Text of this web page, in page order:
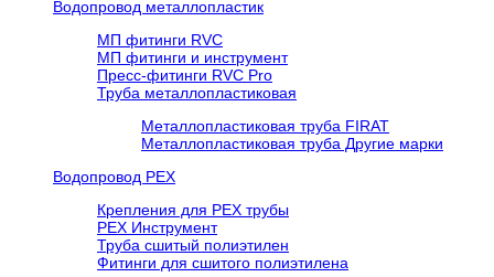
Водопровод металлопластик
МП фитинги RVC
МП фитинги и инструмент
Пресс-фитинги RVC Pro
Труба металлопластиковая
Металлопластиковая труба FIRAT
Металлопластиковая труба Другие марки
Водопровод РЕХ
Крепления для РЕХ трубы
РЕХ Инструмент
Труба сшитый полиэтилен
Фитинги для сшитого полиэтилена